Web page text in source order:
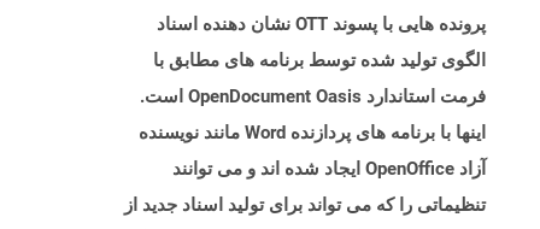
پرونده هایی با پسوند OTT نشان دهنده اسناد
الگوی تولید شده توسط برنامه های مطابق با
فرمت استاندارد OpenDocument Oasis است.
اینها با برنامه های پردازنده Word مانند نویسنده
آزاد OpenOffice ایجاد شده اند و می توانند
تنظیماتی را که می تواند برای تولید اسناد جدید از